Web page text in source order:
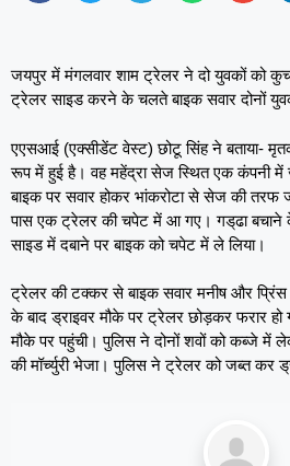
जयपुर में मंगलवार शाम ट्रेलर ने दो युवकों को
ट्रेलर साइड करने के चलते बाइक सवार दोनों
एएसआई (एक्सीडेंट वेस्ट) छोटू सिंह ने बताया-
रूप में हुई है। वह महेंद्रा सेज स्थित एक कंपनी में
बाइक पर सवार होकर भांकरोटा से सेज की तरफ
पास एक ट्रेलर की चपेट में आ गए। गड्‌ढा बचाने
साइड में दबाने पर बाइक को चपेट में ले लिया।
ट्रेलर की टक्कर से बाइक सवार मनीष और प्रिंस
के बाद ड्राइवर मौके पर ट्रेलर छोड़कर फरार हो
मौके पर पहुंची। पुलिस ने दोनों शवों को कब्जे में
की मॉर्च्युरी भेजा। पुलिस ने ट्रेलर को जब्त कर